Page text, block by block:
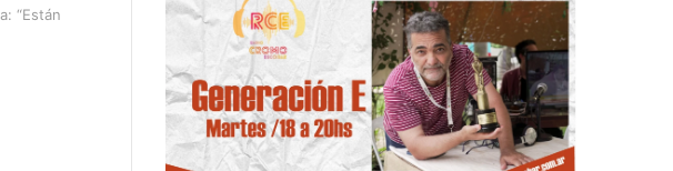
“Están